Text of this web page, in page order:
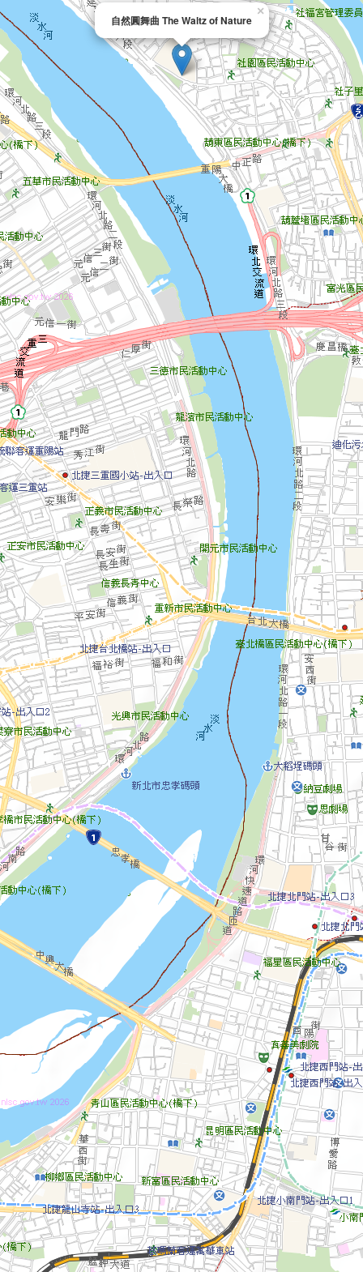
自然圓舞曲 The Waltz of Nature
×